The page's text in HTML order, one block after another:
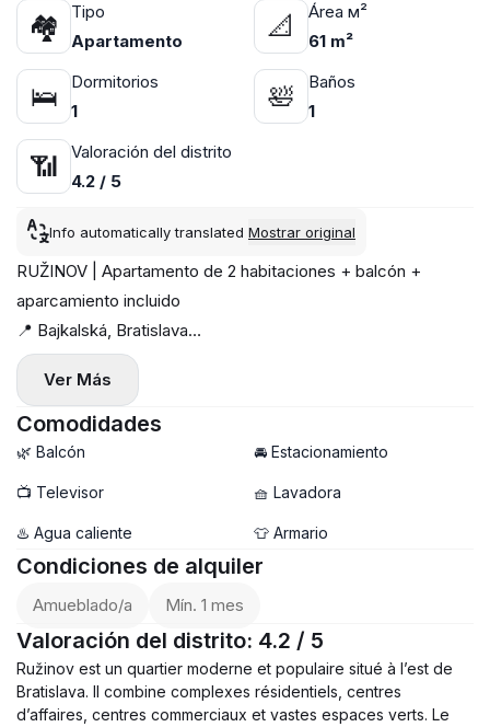
🏘
Tipo
Apartamento
📐
Área м²
61 m²
🛌
Dormitorios
1
🛀
Baños
1
📶
Valoración del distrito
4.2 / 5
Info automatically translated Mostrar original
RUŽINOV | Apartamento de 2 habitaciones + balcón +
aparcamiento incluido
📍 Bajkalská, Bratislava
📐 61 m² + balcón 7 m²
☀️ Orientación suroeste (luminoso todo el día)
📦 Disponible desde el 01.05
Moderno apartamento en edificio de nueva construcción,
🏠 Distribución:
— salón con cocina
— dormitorio independiente
— balcón
🛋 Equipamiento:
— totalmente amueblado
Ver Más
Comodidades
🌿 Balcón 🚘 Estacionamiento
📺 Televisor 🧺 Lavadora
♨️ Agua caliente 👕 Armario
Condiciones de alquiler
Amueblado/a Mín. 1 mes
Valoración del distrito: 4.2 / 5
Ružinov est un quartier moderne et populaire situé à l’est de
Bratislava. Il combine complexes résidentiels, centres
d’affaires, centres commerciaux et vastes espaces verts. Le